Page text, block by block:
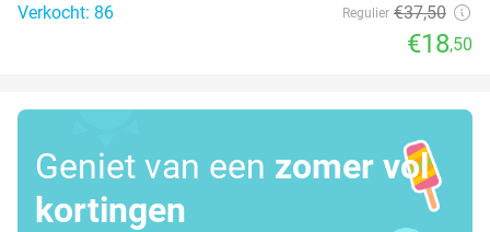
Verkocht: 86
Regulier €37,50
€18,50
Geniet van een zomer vol
kortingen